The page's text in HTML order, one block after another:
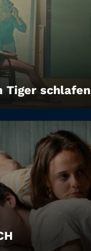
Tiger schlafen